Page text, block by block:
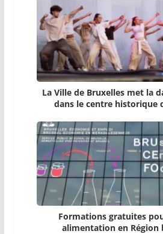
La Ville de Bruxelles met la
dans le centre historique
Formations gratuites
alimentation en Région